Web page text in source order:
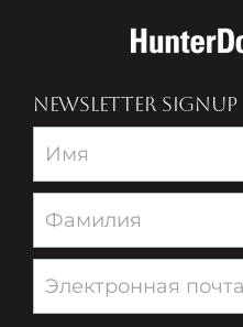
NEWSLETTER SIGNUP
Newsletter